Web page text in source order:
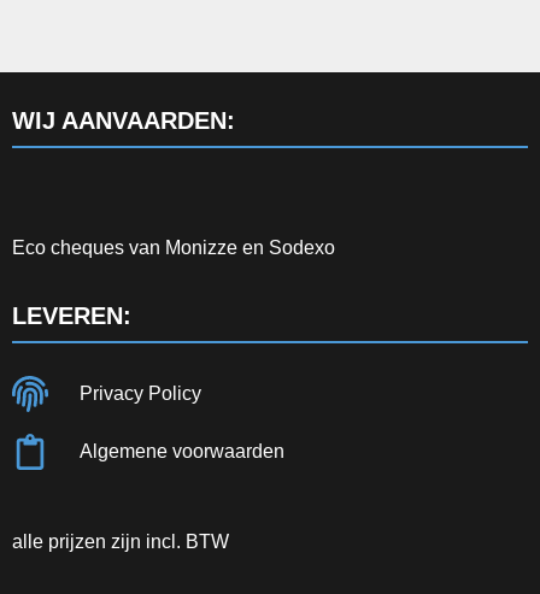
WIJ AANVAARDEN:
Eco cheques van Monizze en Sodexo
LEVEREN:
Privacy Policy
Algemene voorwaarden
alle prijzen zijn incl. BTW